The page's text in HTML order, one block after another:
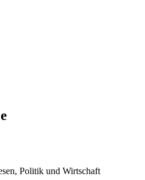
Politik und Wirtschaft